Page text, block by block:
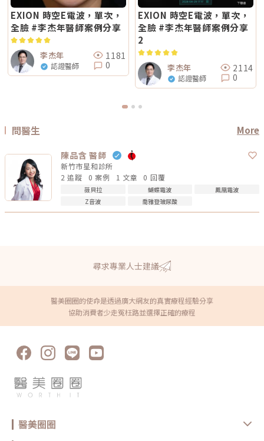
EXION 時空E電波，單次，
全臉 #李杰年醫師案例分享
李杰年
認證醫師
1181
0
EXION 時空E電波，單次，
全臉 #李杰年醫師案例分享
2
李杰年
認證醫師
2114
0
問醫生 More
陳品含 醫師
新竹市星和診所
2 追蹤
0 案例 1 文章 0 回覆
薇貝拉 蝴蝶電波
鳳凰電波
Z音波
喬雅登玻尿酸
尋求專業人士建議
醫美圈圈的使命是透過廣大網友的真實療程經驗分享
協助消費者少走冤枉路並選擇正確的療程
醫美圈圈